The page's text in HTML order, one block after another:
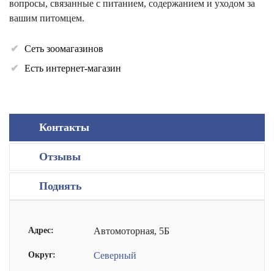
вопросы, связанные с питанием, содержанием и уходом за
вашим питомцем.
Сеть зоомагазинов
Есть интернет-магазин
Контакты
Отзывы
Поднять
Адрес: Автомоторная, 5Б
Округ: Северный